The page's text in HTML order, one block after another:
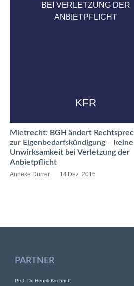
BEI VERLETZUNG DER
ANBIETPFLICHT
KFR
Mietrecht: BGH ändert
zur Eigenbedarfskündigung – keine
Unwirksamkeit bei Verletzung der
Anbietpflicht
Anneke Durrer 14 Dez. 2016
PARTNER
Prof. Dr. Henrik Kirchhoff